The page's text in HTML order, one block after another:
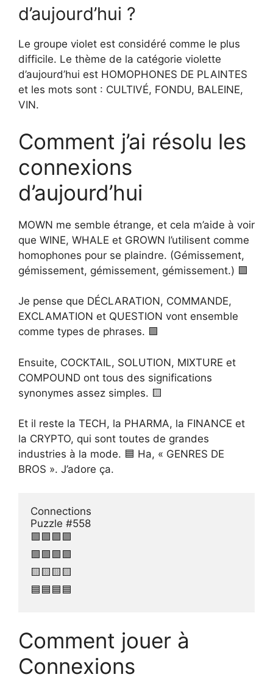
d’aujourd’hui ?
Le groupe violet est considéré comme le plus
difficile. Le thème de la catégorie violette
d’aujourd’hui est HOMOPHONES DE PLAINTES
et les mots sont : CULTIVÉ, FONDU, BALEINE,
VIN.
Comment j’ai résolu les
connexions
d’aujourd’hui
MOWN me semble étrange, et cela m’aide à voir
que WINE, WHALE et GROWN l’utilisent comme
homophones pour se plaindre. (Gémissement,
gémissement, gémissement, gémissement.) 🟪
Je pense que DÉCLARATION, COMMANDE,
EXCLAMATION et QUESTION vont ensemble
comme types de phrases. 🟩
Ensuite, COCKTAIL, SOLUTION, MIXTURE et
COMPOUND ont tous des significations
synonymes assez simples. 🟨
Et il reste la TECH, la PHARMA, la FINANCE et
la CRYPTO, qui sont toutes de grandes
industries à la mode. 🟦 Ha, « GENRES DE
BROS ». J’adore ça.
Connections
Puzzle #558
🟪🟪🟪🟪
🟩🟩🟩🟩
🟨🟨🟨🟨
🟦🟦🟦🟦
Comment jouer à
Connexions